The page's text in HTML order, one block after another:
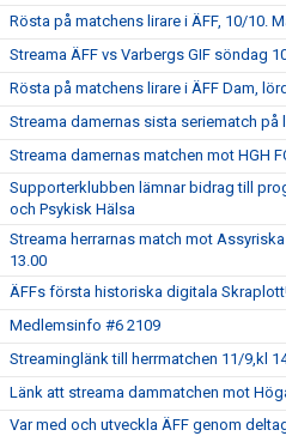
Rösta på matchens lirare i ÄFF, 10/10.
Streama ÄFF vs Varbergs GIF söndag
Rösta på matchens lirare i ÄFF Dam,
Streama damernas sista seriematch på
Streama damernas matchen mot HGH
Supporterklubben lämnar bidrag till
och Psykisk Hälsa
Streama herrarnas match mot
13.00
ÄFFs första historiska digitala
Medlemsinfo #6 2109
Streaminglänk till herrmatchen 11/9,kl
Länk att streama dammatchen mot
Var med och utveckla ÄFF genom